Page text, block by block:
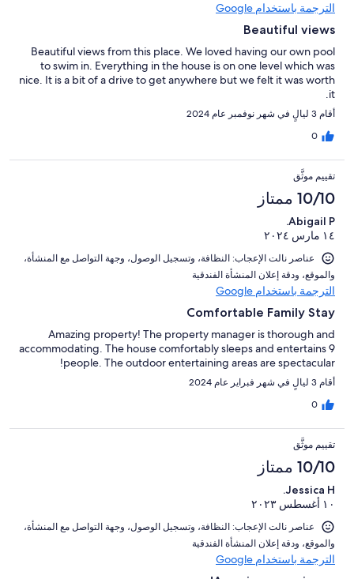
الترجمة باستخدام Google
Beautiful views
Beautiful views from this place. We loved having our own pool
to swim in. Everything in the house is on one level which was
nice. It is a bit of a drive to get anywhere but we felt it was worth
it.
أقام 3 ليالٍ في شهر نوفمبر عام 2024
0
تقييم موثَّق
10/10 ممتاز
Abigail P.
١٤ مارس ٢٠٢٤
عناصر نالت الإعجاب: ⁦النظافة⁩، و⁦تسجيل الوصول⁩، و⁦جهة التواصل مع المنشأة⁩،
و⁦الموقع⁩، و⁦دقة إعلان المنشأة الفندقية⁩
الترجمة باستخدام Google
Comfortable Family Stay
Amazing property! The property manager is thorough and
accommodating. The house comfortably sleeps and entertains 9
people. The outdoor entertaining areas are spectacular!
أقام 3 ليالٍ في شهر فبراير عام 2024
0
تقييم موثَّق
10/10 ممتاز
Jessica H.
١٠ أغسطس ٢٠٢٣
عناصر نالت الإعجاب: ⁦النظافة⁩، و⁦تسجيل الوصول⁩، و⁦جهة التواصل مع المنشأة⁩،
و⁦الموقع⁩، و⁦دقة إعلان المنشأة الفندقية⁩
الترجمة باستخدام Google